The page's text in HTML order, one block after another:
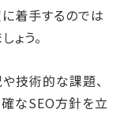
着手するのでは
ょう。
技術的な課題、
なSEO方針を立